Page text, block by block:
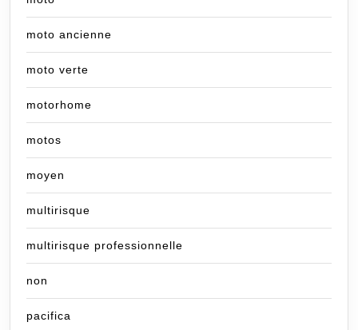
moto ancienne
moto verte
motorhome
motos
moyen
multirisque
multirisque professionnelle
non
pacifica